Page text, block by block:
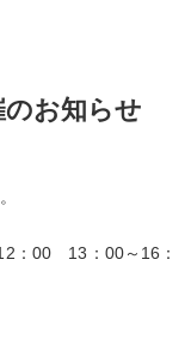
お知らせ
：00 13：00～16：